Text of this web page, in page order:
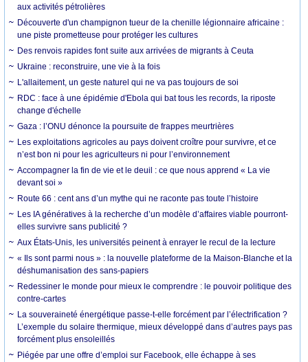
aux activités pétrolières
Découverte d'un champignon tueur de la chenille légionnaire africaine :
une piste prometteuse pour protéger les cultures
Des renvois rapides font suite aux arrivées de migrants à Ceuta
Ukraine : reconstruire, une vie à la fois
L'allaitement, un geste naturel qui ne va pas toujours de soi
RDC : face à une épidémie d'Ebola qui bat tous les records, la riposte
change d'échelle
Gaza : l’ONU dénonce la poursuite de frappes meurtrières
Les exploitations agricoles au pays doivent croître pour survivre, et ce
n’est bon ni pour les agriculteurs ni pour l’environnement
Accompagner la fin de vie et le deuil : ce que nous apprend « La vie
devant soi »
Route 66 : cent ans d’un mythe qui ne raconte pas toute l’histoire
Les IA génératives à la recherche d’un modèle d’affaires viable pourront-
elles survivre sans publicité ?
Aux États-Unis, les universités peinent à enrayer le recul de la lecture
« Ils sont parmi nous » : la nouvelle plateforme de la Maison-Blanche et la
déshumanisation des sans-papiers
Redessiner le monde pour mieux le comprendre : le pouvoir politique des
contre-cartes
La souveraineté énergétique passe-t-elle forcément par l’électrification ?
L’exemple du solaire thermique, mieux développé dans d’autres pays pas
forcément plus ensoleillés
Piégée par une offre d’emploi sur Facebook, elle échappe à ses